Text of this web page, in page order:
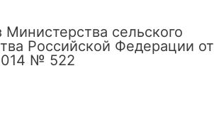
Министерства сельского
Российской Федерации от
№ 522